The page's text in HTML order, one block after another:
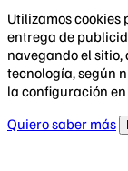
Utilizamos
entrega de
navegando el
tecnología, según
la configuración
Quiero saber más